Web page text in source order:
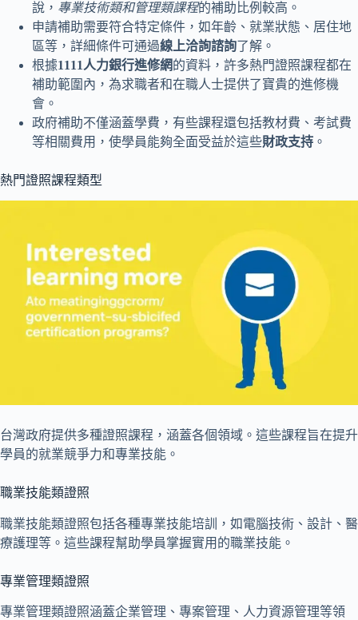
說， 專業技術類和管理類課程的補助比例較高。
申請補助需要符合特定條件，如年齡、就業狀態、居住地
區等，詳細條件可通過線上洽詢諮詢了解。
根據1111人力銀行進修網的資料，許多熱門證照課程都在
補助範圍內，為求職者和在職人士提供了寶貴的進修機
會。
政府補助不僅涵蓋學費，有些課程還包括教材費、考試費
等相關費用，使學員能夠全面受益於這些財政支持 。
熱門證照課程類型
台灣政府提供多種證照課程，涵蓋各個領域。這些課程旨在提升
學員的就業競爭力和專業技能。
職業技能類證照
職業技能類證照包括各種專業技能培訓，如電腦技術、設計、醫
療護理等。這些課程幫助學員掌握實用的職業技能。
專業管理類證照
專業管理類證照涵蓋企業管理、專案管理、人力資源管理等領